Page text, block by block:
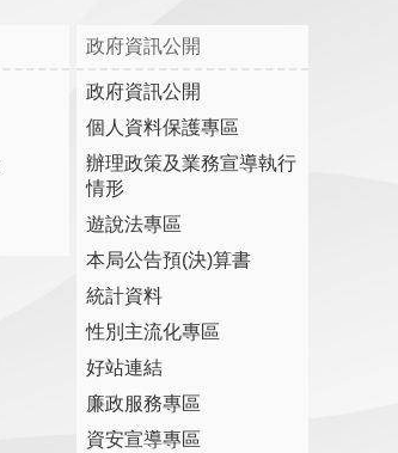
政府資訊公開
政府資訊公開
個人資料保護專區
辦理政策及業務宣導執行
情形
遊說法專區
本局公告預(決)算書
統計資料
性別主流化專區
好站連結
廉政服務專區
資安宣導專區